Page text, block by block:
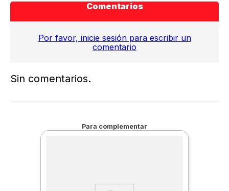
Comentarios
Por favor, inicie sesión para escribir un
comentario
Sin comentarios.
Para complementar